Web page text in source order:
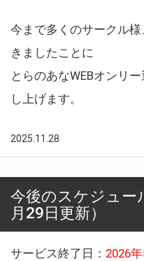
今まで多くのサークル
きましたことに
とらのあなWEBオンリ
し上げます。
2025.11.28
今後のスケジュー
月29日更新）
サービス終了日： 2026